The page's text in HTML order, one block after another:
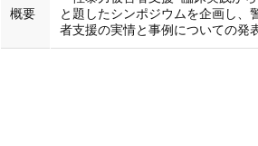
概要
と題したシンポジウムを企画し、
者支援の実情と事例についての発